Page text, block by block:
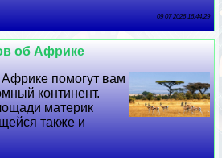
09 07 2026 16:44:29
об Африке
помогут вам
континент.
материк
также и